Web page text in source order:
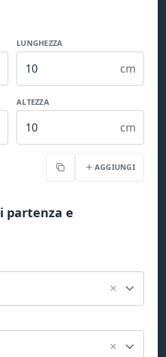
LUNGHEZZA
cm
ALTEZZA
cm
Copia AGGIUNGI
partenza e
×
×